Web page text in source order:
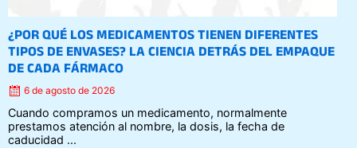
¿POR QUÉ LOS MEDICAMENTOS TIENEN DIFERENTES
TIPOS DE ENVASES? LA CIENCIA DETRÁS DEL EMPAQUE
DE CADA FÁRMACO
6 de agosto de 2026
Cuando compramos un medicamento, normalmente
prestamos atención al nombre, la dosis, la fecha de
caducidad ...